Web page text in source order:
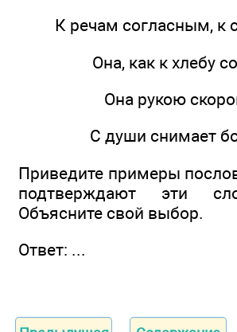
К речам согласным, к
Она, как к хлебу
Она рукою
С души снимает
Приведите примеры
подтверждают эти
Объясните свой выбор.
Ответ: ...